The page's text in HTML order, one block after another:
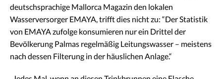
deutschsprachige Mallorca Magazin den lokalen
Wasserversorger EMAYA, trifft dies nicht zu: “Der Statistik
von EMAYA zufolge konsumieren nur ein Drittel der
Bevölkerung Palmas regelmäßig Leitungswasser – meistens
nach dessen Filterung in der häuslichen Anlage.“